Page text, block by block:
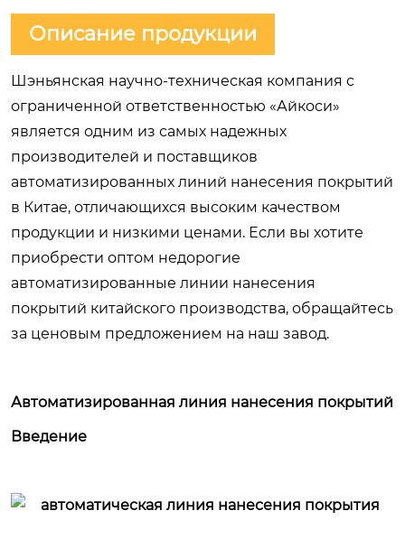
Описание продукции
Шэньянская научно-техническая компания с
ограниченной ответственностью «Айкоси»
является одним из самых надежных
производителей и поставщиков
автоматизированных линий нанесения покрытий
в Китае, отличающихся высоким качеством
продукции и низкими ценами. Если вы хотите
приобрести оптом недорогие
автоматизированные линии нанесения
покрытий китайского производства, обращайтесь
за ценовым предложением на наш завод.
Автоматизированная линия нанесения покрытий
Введение